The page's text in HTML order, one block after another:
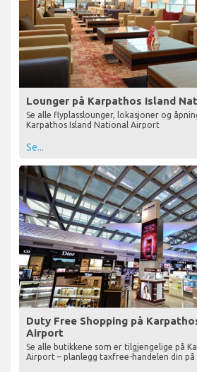
Lounger på Karpathos Island
Se alle flyplasslounger, lokasjoner og
Karpathos Island National Airport
Se...
Duty Free Shopping på
Airport
Se alle butikkene som er tilgjengelige på
Airport – planlegg taxfree-handelen din på